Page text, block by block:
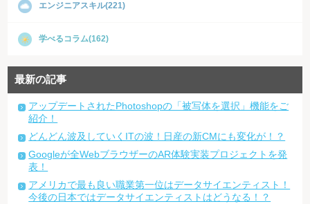
エンジニアスキル(221)
学べるコラム(162)
最新の記事
アップデートされたPhotoshopの「被写体を選択」機能をご
紹介！
どんどん波及していくITの波！日産の新CMにも変化が！？
Googleが全WebブラウザーのAR体験実装プロジェクトを発
表！
アメリカで最も良い職業第一位はデータサイエンティスト！
今後の日本ではデータサイエンティストはどうなる！？